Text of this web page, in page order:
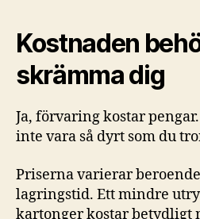
Kostnaden
skrämma dig
Ja, förvaring kostar
inte vara så dyrt som du
Priserna varierar
lagringstid. Ett mindre
kartonger kostar betydligt